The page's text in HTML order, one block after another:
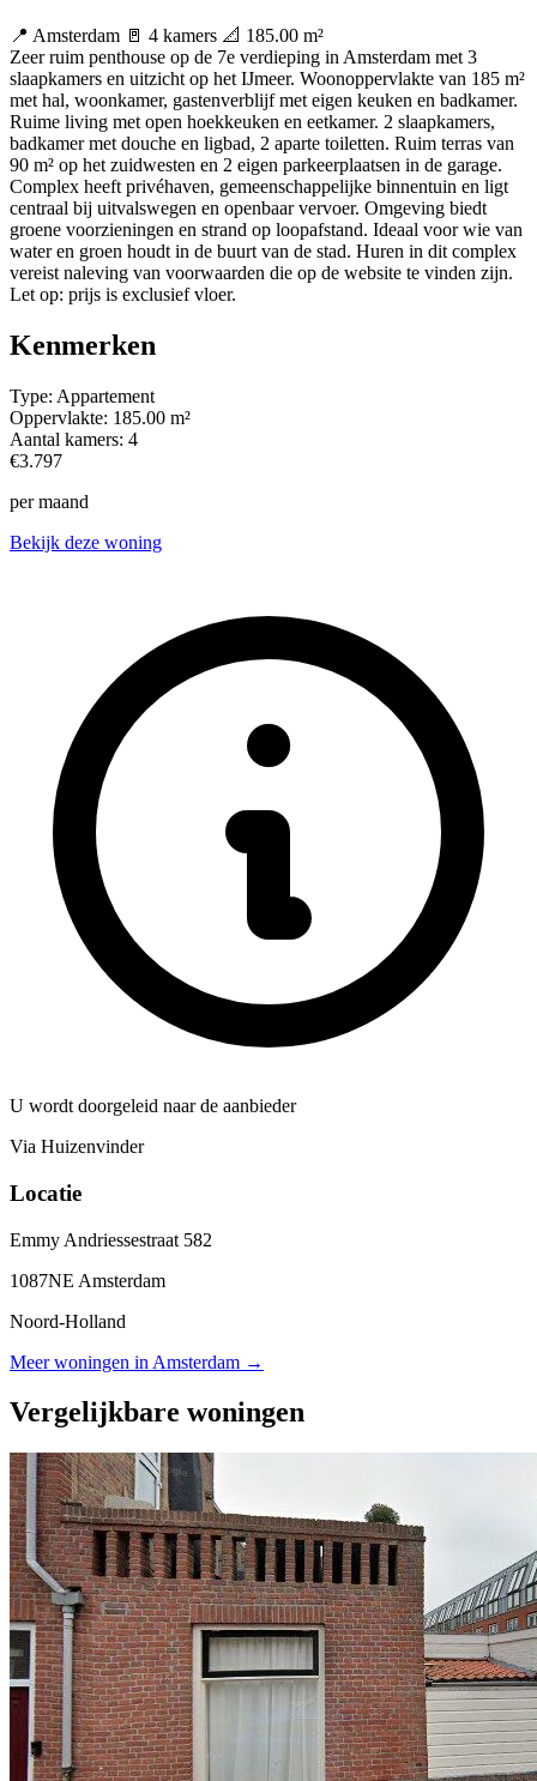
📍 Amsterdam 🚪 4 kamers 📐 185.00 m²
Zeer ruim penthouse op de 7e verdieping in Amsterdam met 3
slaapkamers en uitzicht op het IJmeer. Woonoppervlakte van 185 m²
met hal, woonkamer, gastenverblijf met eigen keuken en badkamer.
Ruime living met open hoekkeuken en eetkamer. 2 slaapkamers,
badkamer met douche en ligbad, 2 aparte toiletten. Ruim terras van
90 m² op het zuidwesten en 2 eigen parkeerplaatsen in de garage.
Complex heeft privéhaven, gemeenschappelijke binnentuin en ligt
centraal bij uitvalswegen en openbaar vervoer. Omgeving biedt
groene voorzieningen en strand op loopafstand. Ideaal voor wie van
water en groen houdt in de buurt van de stad. Huren in dit complex
vereist naleving van voorwaarden die op de website te vinden zijn.
Let op: prijs is exclusief vloer.
Kenmerken
Type: Appartement
Oppervlakte: 185.00 m²
Aantal kamers: 4
€3.797
per maand
Bekijk deze woning
U wordt doorgeleid naar de aanbieder
Via Huizenvinder
Locatie
Emmy Andriessestraat 582
1087NE Amsterdam
Noord-Holland
Meer woningen in Amsterdam →
Vergelijkbare woningen